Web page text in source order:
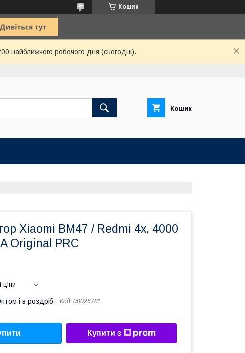
Кошик
найближчого робочого дня (сьогодні).
Кошик
Xiaomi BM47 / Redmi 4x, 4000
Original PRC
ціни
і в роздріб Код: 00026781
Купити з